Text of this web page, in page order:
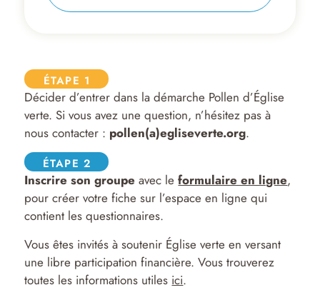
ÉTAPE 1
Décider d’entrer dans la démarche Pollen d’Église
verte. Si vous avez une question, n’hésitez pas à
nous contacter : pollen(a)egliseverte.org.
ÉTAPE 2
Inscrire son groupe avec leformulaire en ligne,
pour créer votre fiche sur l’espace en ligne qui
contient les questionnaires.
Vous êtes invités à soutenir Église verte en versant
une libre participation financière. Vous trouverez
toutes les informations utiles ici.